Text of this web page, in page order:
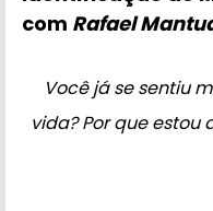
com Rafael
Você já se sentiu
vida? Por que estou